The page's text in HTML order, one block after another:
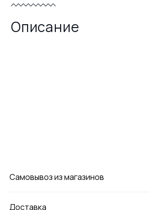
Описание
Самовывоз из магазинов
Доставка